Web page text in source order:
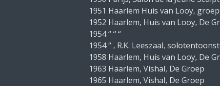
1951 Haarlem Huis van Looy,
1952 Haarlem, Huis van Looy, De
1954 “ “ “
1954 “ , R.K. Leeszaal,
1958 Haarlem, Huis van Looy, De
1963 Haarlem, Vishal, De Groep
1965 Haarlem, Vishal, De Groep